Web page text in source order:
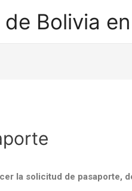
Bolivia
la solicitud de pasaporte,